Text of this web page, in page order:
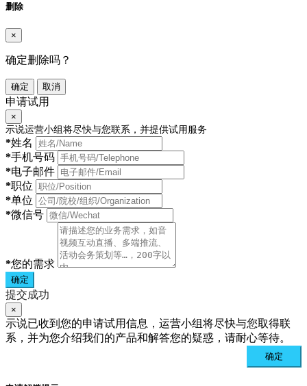
删除
×
确定删除吗？
确定 取消
申请试用
×
示说运营小组将尽快与您联系，并提供试用服务
*姓名
*手机号码
*电子邮件
*职位
*单位
*微信号
*您的需求
确定
提交成功
×
示说已收到您的申请试用信息，运营小组将尽快与您取得联
系，并为您介绍我们的产品和解答您的疑惑，请耐心等待。
确定